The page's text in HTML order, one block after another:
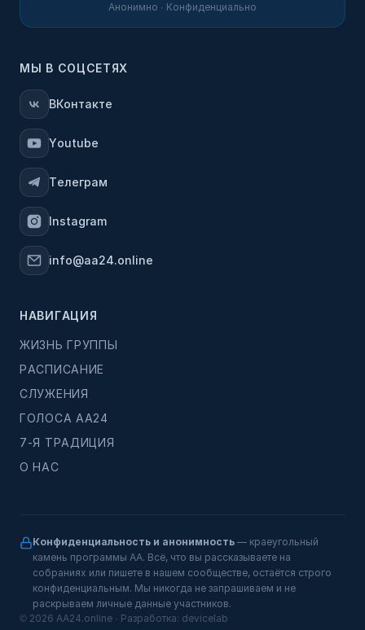
Анонимно · Конфиденциально
МЫ В СОЦСЕТЯХ
ВКонтакте
Youtube
Телеграм
Instagram
info@aa24.online
НАВИГАЦИЯ
ЖИЗНЬ ГРУППЫ
РАСПИСАНИЕ
СЛУЖЕНИЯ
ГОЛОСА АА24
7-Я ТРАДИЦИЯ
О НАС
Конфиденциальность и анонимность — краеугольный
камень программы АА. Всё, что вы рассказываете на
собраниях или пишете в нашем сообществе, остаётся строго
конфиденциальным. Мы никогда не запрашиваем и не
раскрываем личные данные участников.
© 2026 AA24.online · Разработка: devicelab